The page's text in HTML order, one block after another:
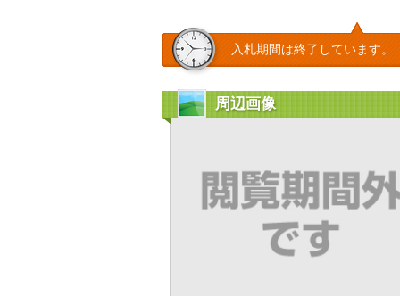
入札期間は終了しています。
周辺画像